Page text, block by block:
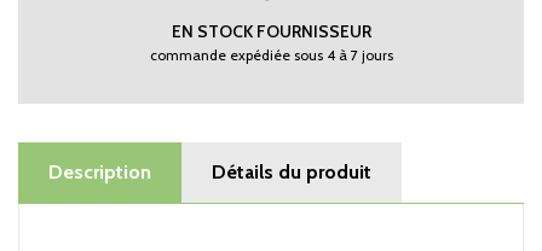
EN STOCK FOURNISSEUR
commande expédiée sous 4 à 7 jours
Description Détails du produit